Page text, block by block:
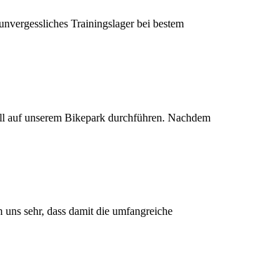
Trainingslager bei bestem
auf unserem Bikepark durchführen. Nachdem
sehr, dass damit die umfangreiche